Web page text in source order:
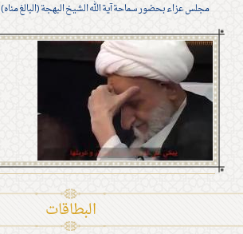
مجلس عزاء بحضور سماحة آية الله الشيخ البهجة (البالغ مناه)
البطاقات